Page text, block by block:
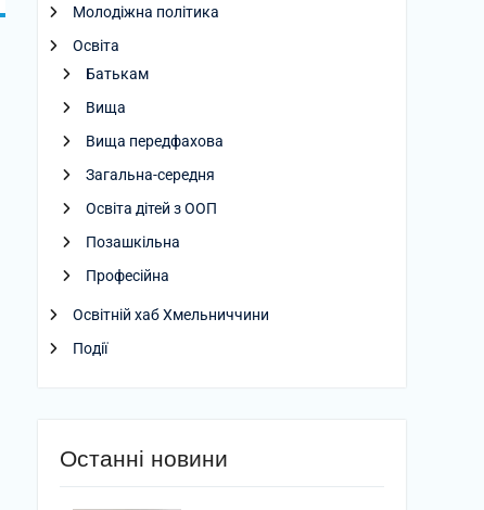
Молодіжна політика
Освіта
Батькам
Вища
Вища передфахова
Загальна-середня
Освіта дітей з ООП
Позашкільна
Професійна
Освітній хаб Хмельниччини
Події
Останні новини